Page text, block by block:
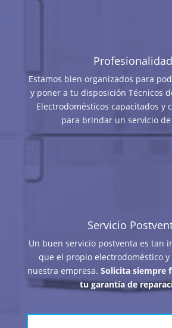
Profesionalidad
Estamos bien organizados para
y poner a tu disposición Técnicos
Electrodomésticos capacitados y
para brindar un servicio
Servicio
Un buen servicio postventa es tan
que el propio electrodoméstico
nuestra empresa. Solicita siempre
tu garantía de